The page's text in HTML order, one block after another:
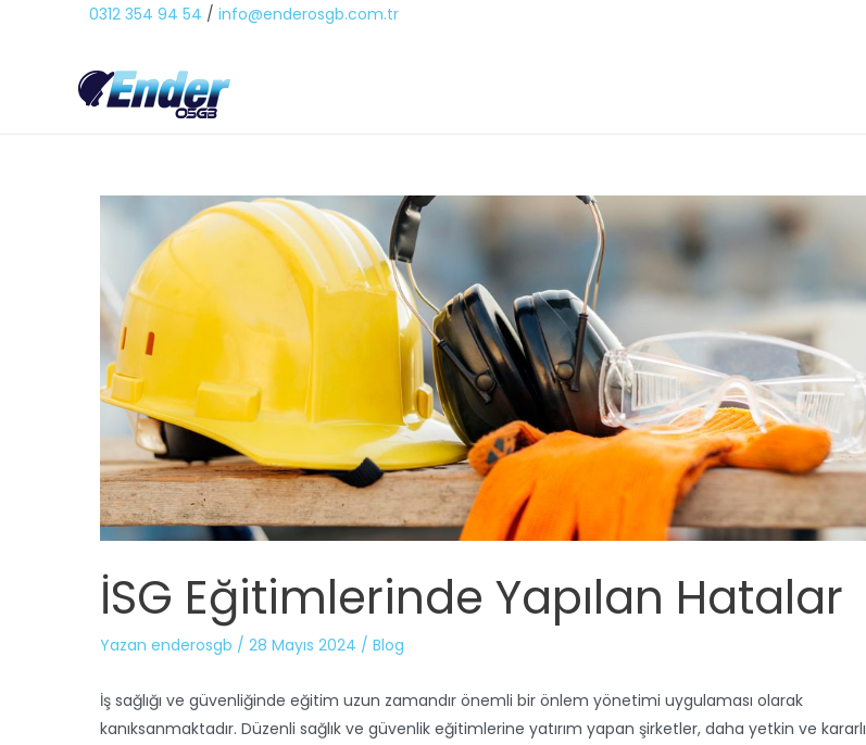
0312 354 94 54 / info@enderosgb.com.tr
İSG Eğitimlerinde Yapılan Hatalar
Yazan enderosgb / 28 Mayıs 2024 / Blog
İş sağlığı ve güvenliğinde eğitim uzun zamandır önemli bir önlem yönetimi uygulaması olarak
kanıksanmaktadır. Düzenli sağlık ve güvenlik eğitimlerine yatırım yapan şirketler, daha yetkin ve kararlı